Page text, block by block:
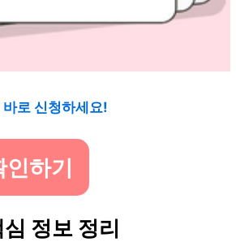
로 신청하세요!
인하기
정보 정리